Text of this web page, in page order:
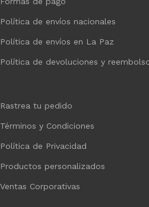
Política de envíos nacionales
Política de envíos en La Paz
Política de devoluciones y
Rastrea tu pedido
Términos y Condiciones
Política de Privacidad
Productos personalizados
Ventas Corporativas